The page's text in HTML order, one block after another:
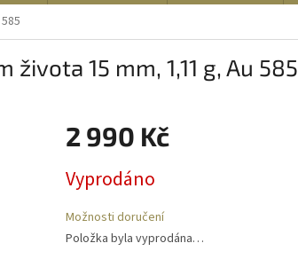
15 mm, 1,11 g, Au 585
2 990 Kč
cena:
Vyprodáno
Možnosti doručení
Položka byla vyprodána…